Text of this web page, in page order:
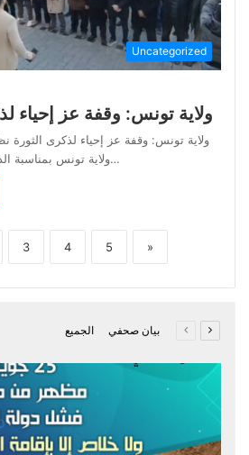
Uncategorized
ولاية تونس: وقفة عز إحياء
ولاية تونس: وقفة عز إحياء لذكرى الثورة
ولاية تونس بمناسبة الذكرى الـ105 على…
3 4 5 »
الجميع بيان صحفي
الصفحة